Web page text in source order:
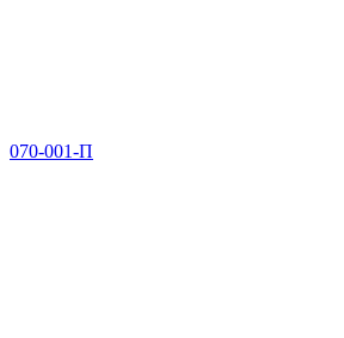
070-001-П